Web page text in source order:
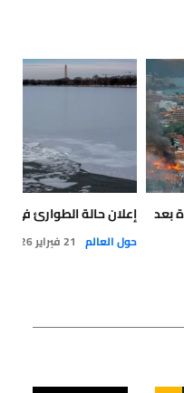
بعد
إعلان حالة الطوارئ في
حول العالم 21 فبراير 2026